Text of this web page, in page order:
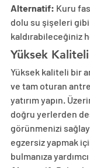
Alternatif: Kuru
dolu su şişeleri
kaldırabileceğiniz
Yüksek
Yüksek kaliteli bir
ve tam oturan
yatırım yapın.
doğru yerlerden
görünmenizi
egzersiz yapmak
bulmanıza